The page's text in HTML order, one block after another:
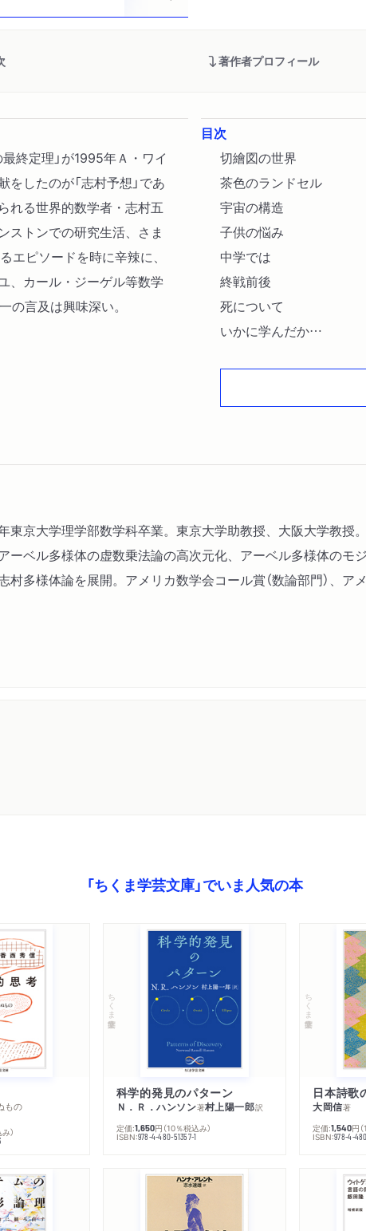
著作者プロフィール
終定理」が1995年Ａ・ワイ
したのが「志村予想」であ
れる世界的数学者・志村五
ストンでの研究生活、さま
エピソードを時に辛辣に、
、カール・ジーゲル等数学
の言及は興味深い。
目次
切繪図の世界
茶色のランドセル
宇宙の構造
子供の悩み
中学では
終戦前後
死について
いかに学んだか
数学者としての出発
大坂での一年
再びプリンストンに
なぜあの文章を書いたか
東京大学理学部数学科卒業。東京大学助教授、大阪大学教授
ーベル多様体の虚数乗法論の高次元化、アーベル多様体のモ
多様体論を展開。アメリカ数学会コール賞（数論部門）、ア
「ちくま学芸文庫」でいま人気の本
もの
）
ちくま学芸文庫
科学的発見のパターン
Ｎ．Ｒ．ハンソン著村上陽一郎訳
定価:1,650円 （10％税込み）
ISBN:978-4-480-51357-1
ちくま学芸文庫
日本詩歌
大岡信著
定価:1,540円
ISBN:978-4-